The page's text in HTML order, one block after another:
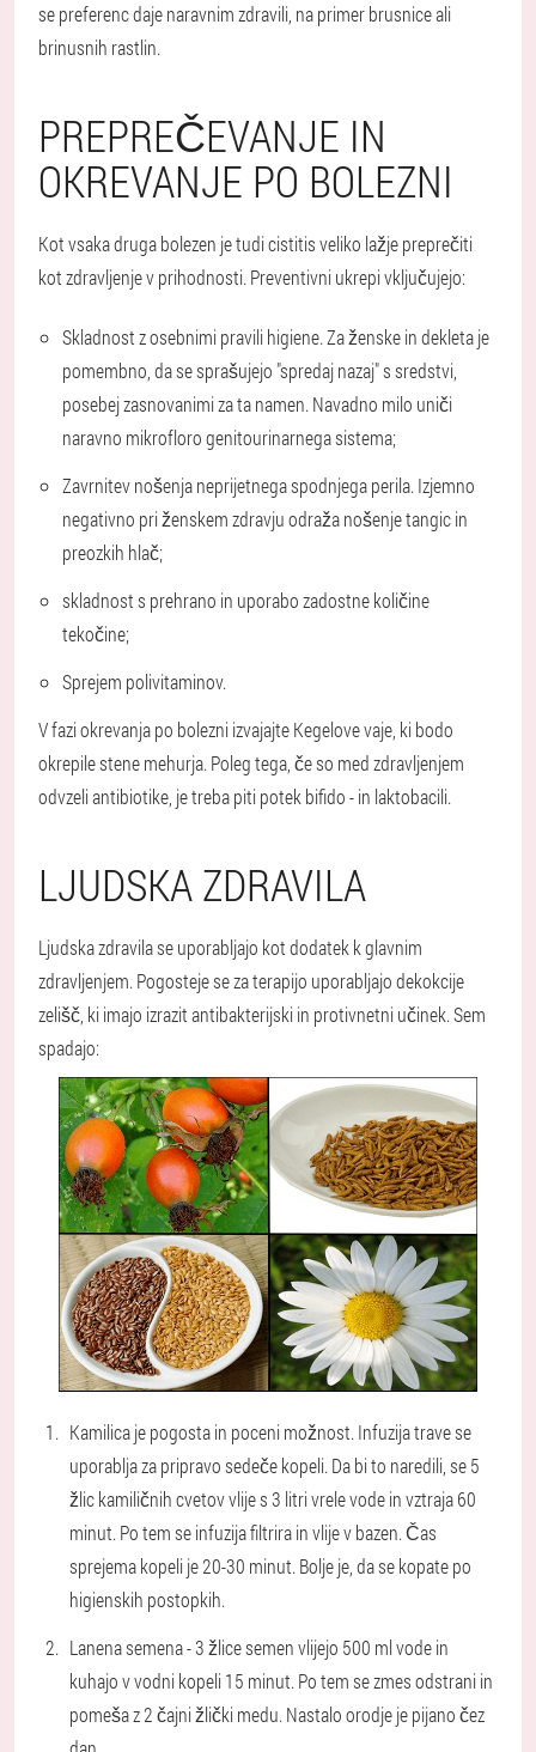
se preferenc daje naravnim zdravili, na primer brusnice ali
brinusnih rastlin.
PREPREČEVANJE IN
OKREVANJE PO BOLEZNI
Kot vsaka druga bolezen je tudi cistitis veliko lažje preprečiti
kot zdravljenje v prihodnosti. Preventivni ukrepi vključujejo:
Skladnost z osebnimi pravili higiene. Za ženske in dekleta je
pomembno, da se sprašujejo "spredaj nazaj" s sredstvi,
posebej zasnovanimi za ta namen. Navadno milo uniči
naravno mikrofloro genitourinarnega sistema;
Zavrnitev nošenja neprijetnega spodnjega perila. Izjemno
negativno pri ženskem zdravju odraža nošenje tangic in
preozkih hlač;
skladnost s prehrano in uporabo zadostne količine
tekočine;
Sprejem polivitaminov.
V fazi okrevanja po bolezni izvajajte Kegelove vaje, ki bodo
okrepile stene mehurja. Poleg tega, če so med zdravljenjem
odvzeli antibiotike, je treba piti potek bifido - in laktobacili.
LJUDSKA ZDRAVILA
Ljudska zdravila se uporabljajo kot dodatek k glavnim
zdravljenjem. Pogosteje se za terapijo uporabljajo dekokcije
zelišč, ki imajo izrazit antibakterijski in protivnetni učinek. Sem
spadajo:
Kamilica je pogosta in poceni možnost. Infuzija trave se
uporablja za pripravo sedeče kopeli. Da bi to naredili, se 5
žlic kamiličnih cvetov vlije s 3 litri vrele vode in vztraja 60
minut. Po tem se infuzija filtrira in vlije v bazen. Čas
sprejema kopeli je 20-30 minut. Bolje je, da se kopate po
higienskih postopkih.
Lanena semena - 3 žlice semen vlijejo 500 ml vode in
kuhajo v vodni kopeli 15 minut. Po tem se zmes odstrani in
pomeša z 2 čajni žlički medu. Nastalo orodje je pijano čez